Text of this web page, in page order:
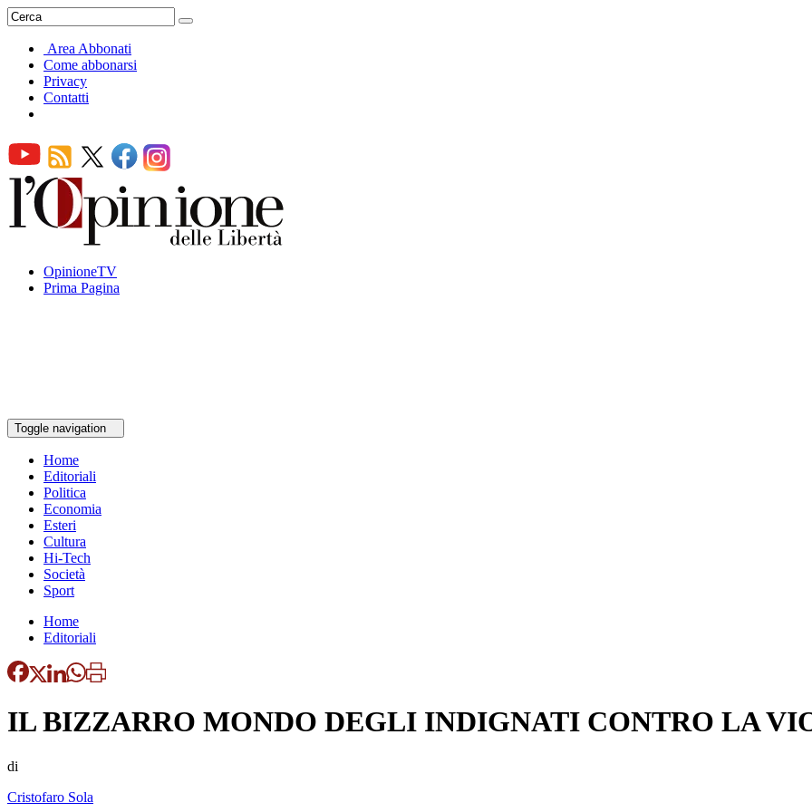
Area Abbonati
Come abbonarsi
Privacy
Contatti
OpinioneTV
Prima Pagina
Toggle navigation
Home
Editoriali
Politica
Economia
Esteri
Cultura
Hi-Tech
Società
Sport
Home
Editoriali
IL BIZZARRO MONDO DEGLI INDIGNATI CONTRO LA
di
Cristofaro Sola